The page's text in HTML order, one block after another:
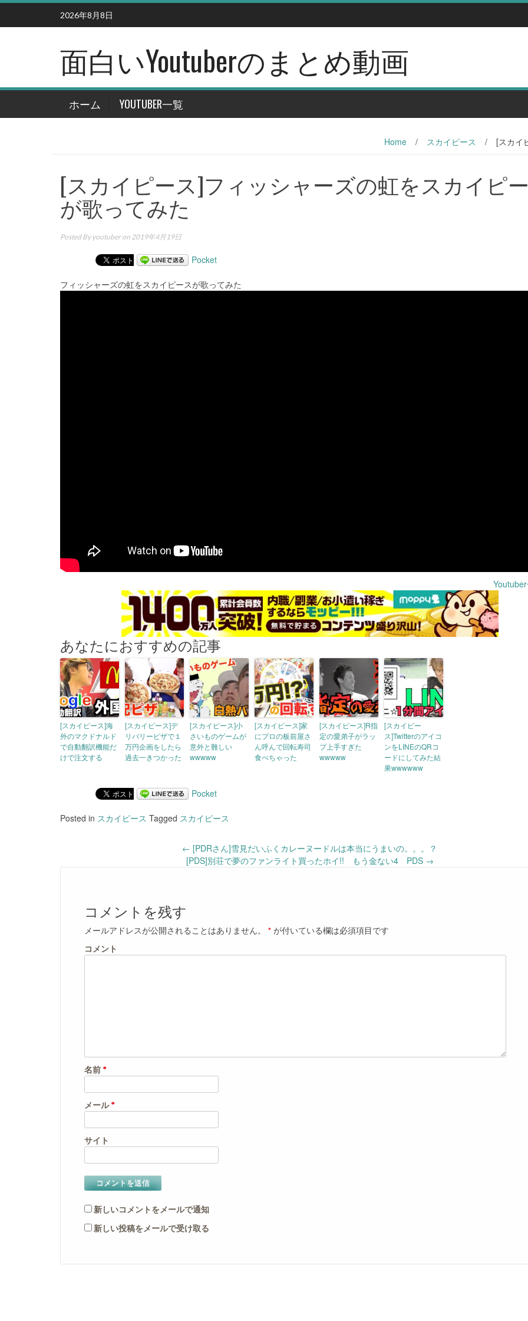
Skip
content
2026年8月8日
面白いYoutuberのまとめ動画
ホーム YOUTUBER一覧
Home / スカイピース / [スカイ
[スカイピース]フィッシャーズの虹をスカイピ
が歌ってみた
Posted By youtuberon 2019年4月19日
Pocket
フィッシャーズの虹をスカイピースが歌ってみた
あなたにおすすめの記事
[スカイピース]海
外のマクドナルド
で自動翻訳機能だ
けで注文する
[スカイピース]デ
リバリーピザで１
万円企画をしたら
過去一きつかった
[スカイピース]小
さいものゲームが
意外と難しい
wwwww
[スカイピース]家
にプロの板前屋さ
ん呼んで回転寿司
食べちゃった
[スカイピース]R指
定の愛弟子がラッ
プ上手すぎた
wwwww
[スカイピー
ス]Twitterのアイコ
ンをLINEのQRコ
ードにしてみた結
果wwwwww
Pocket
Posted in スカイピース Tagged スカイピース
navigation
← [PDRさん]雪見だいふくカレーヌードルは本当にうまいの。。。？
[PDS]別荘で夢のファンライト買ったホイ!! もう金ない4 PDS →
コメントを残す
メールアドレスが公開されることはありません。 * が付いている欄は必須項目です
コメント
名前 *
メール*
サイト
新しいコメントをメールで通知
新しい投稿をメールで受け取る